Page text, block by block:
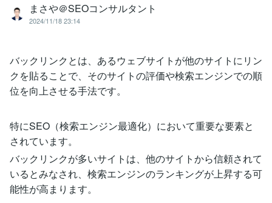
まさや＠SEOコンサルタント
2024/11/18 23:14
バックリンクとは、あるウェブサイトが他のサイトにリン
クを貼ることで、そのサイトの評価や検索エンジンでの順
位を向上させる手法です。
特にSEO（検索エンジン最適化）において重要な要素と
されています。
バックリンクが多いサイトは、他のサイトから信頼されて
いるとみなされ、検索エンジンのランキングが上昇する可
能性が高まります。